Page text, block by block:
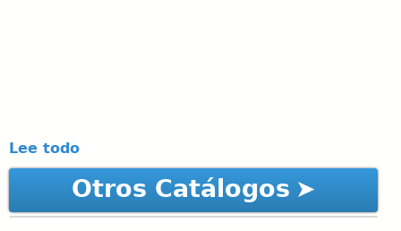
Lee todo
Otros Catálogos